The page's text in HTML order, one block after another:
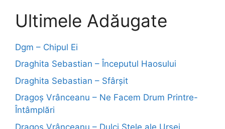
Ultimele Adăugate
Dgm – Chipul Ei
Draghita Sebastian – Începutul Haosului
Draghita Sebastian – Sfârșit
Dragoş Vrânceanu – Ne Facem Drum Printre-
Întâmplări
Dragoş Vrânceanu – Dulci Stele ale Ursei